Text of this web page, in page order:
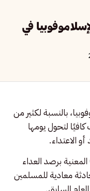
في
بالنسبة لكثير من
لتحول يومها
الاعتداء.
بحسب تقرير صادر عن شبكة CLAIM المعنية برصد العداء
أكثر من 4 آلاف حادثة معادية للمسلمين